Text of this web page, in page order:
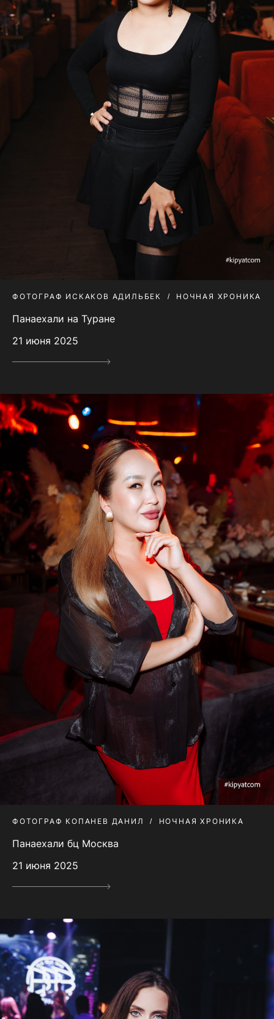
ФОТОГРАФ ИСКАКОВ АДИЛЬБЕК НОЧНАЯ ХРОНИКА
Панаехали на Туране
21 июня 2025
ФОТОГРАФ КОПАНЕВ ДАНИЛ НОЧНАЯ ХРОНИКА
Панаехали бц Москва
21 июня 2025